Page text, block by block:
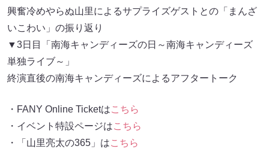
興奮冷めやらぬ山里によるサプライズゲストとの「まんざ
いこわい」の振り返り
▼3日目「南海キャンディーズの日～南海キャンディーズ
単独ライブ～」
終演直後の南海キャンディーズによるアフタートーク
・FANY Online Ticketはこちら
・イベント特設ページはこちら
・「山里亮太の365」はこちら